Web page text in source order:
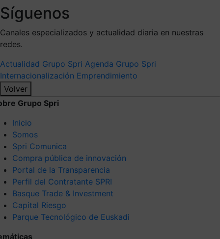
Síguenos
Canales especializados y actualidad diaria en nuestras
redes.
Actualidad Grupo Spri Agenda Grupo Spri
Internacionalización Emprendimiento
Volver
Grupo Spri
Inicio
Somos
Spri Comunica
Compra pública de innovación
Portal de la Transparencia
Perfil del Contratante SPRI
Basque Trade & Investment
Capital Riesgo
Parque Tecnológico de Euskadi